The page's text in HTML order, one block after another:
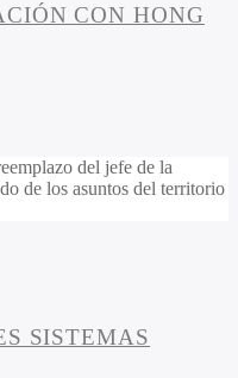
CON HONG
del jefe de la
de los asuntos del territorio
SISTEMAS